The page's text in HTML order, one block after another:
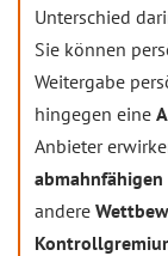
Unterschied
Sie können
Weitergabe
hingegen eine
Anbieter
abmahnfähigen
andere